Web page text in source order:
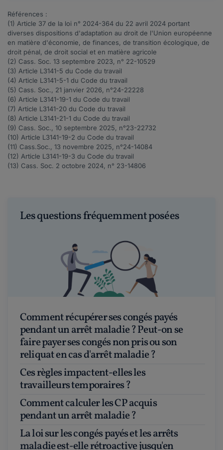
Références :
(1) Article 37 de la loi n° 2024-364 du 22 avril 2024 portant
diverses dispositions d'adaptation au droit de l'Union européenne
en matière d'économie, de finances, de transition écologique, de
droit pénal, de droit social et en matière agricole
(2) Cass. Soc. 13 septembre 2023, n° 22-10529
(3) Article L3141-5 du Code du travail
(4) Article L3141-5-1 du Code du travail
(5) Cass. Soc., 21 janvier 2026, n°24-22228
(6) Article L3141-19-1 du Code du travail
(7) Article L3141-20 du Code du travail
(8) Article L3141-21-1 du Code du travail
(9) Cass. Soc., 10 septembre 2025, n°23-22732
(10) Article L3141-19-2 du Code du travail
(11) Cass.Soc., 13 novembre 2025, n°24-14084
(12) Article L3141-19-3 du Code du travail
(13) Cass. Soc. 2 octobre 2024, n° 23-14806
Les questions fréquemment posées
Comment récupérer ses congés payés
pendant un arrêt maladie ? Peut-on se
faire payer ses congés non pris ou son
reliquat en cas d'arrêt maladie ?
Ces règles impactent-elles les
travailleurs temporaires ?
Comment calculer les CP acquis
pendant un arrêt maladie ?
La loi sur les congés payés et les arrêts
maladie est-elle rétroactive jusqu'en